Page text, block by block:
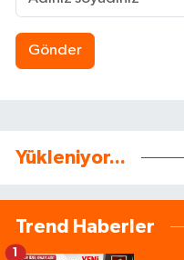
Gönder
Yükleniyor...
Trend Haberler
1